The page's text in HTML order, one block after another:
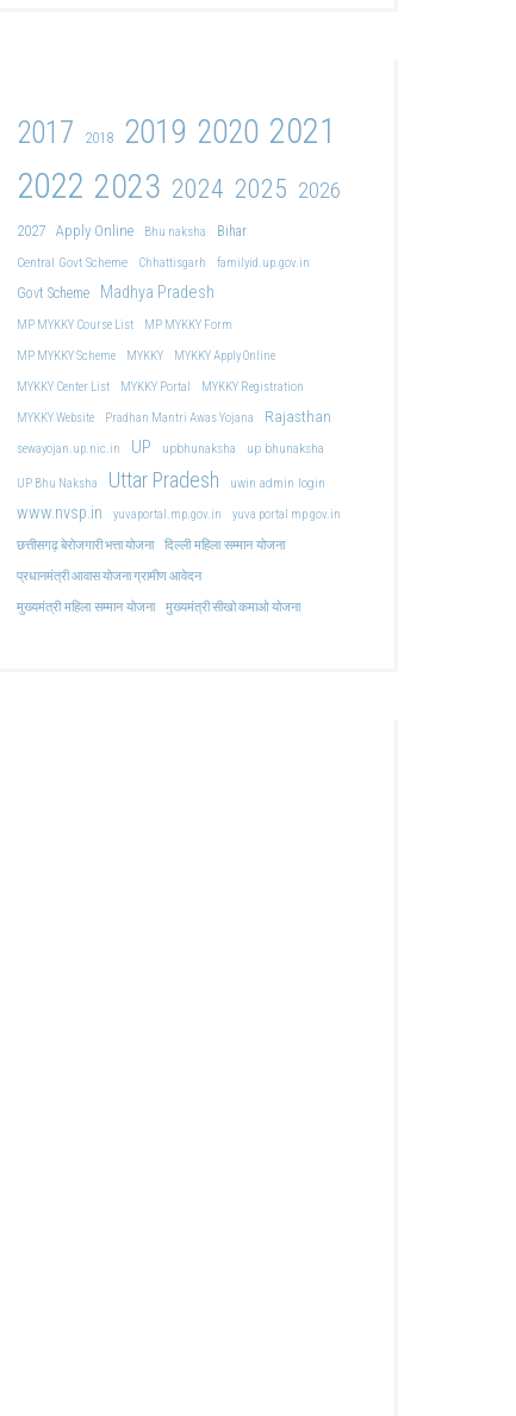
2017 2018 2019 2020 2021
2022 2023 2024 2025 2026
2027 Apply Online Bhu naksha
Bihar
Central Govt Scheme
Chhattisgarh familyid.up.gov.in
Govt Scheme Madhya Pradesh
MP MYKKY Course List
MP MYKKY Form
MP MYKKY Scheme
MYKKY
MYKKY Apply Online
MYKKY Center List
MYKKY Portal
MYKKY Registration
MYKKY Website
Pradhan Mantri Awas Yojana Rajasthan
sewayojan.up.nic.in UP upbhunaksha up bhunaksha
UP Bhu Naksha Uttar Pradesh uwin admin login
www.nvsp.in yuvaportal.mp.gov.in
yuva portal mp gov.in
छत्तीसगढ़ बेरोजगारी भत्ता योजना
दिल्ली महिला सम्मान योजना
प्रधानमंत्री आवास योजना ग्रामीण आवेदन
मुख्यमंत्री महिला सम्मान योजना मुख्यमंत्री सीखो कमाओ योजना